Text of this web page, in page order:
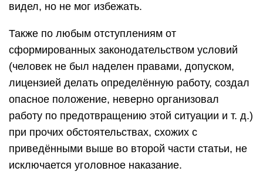
видел, но не мог избежать.
Также по любым отступлениям от
сформированных законодательством условий
(человек не был наделен правами, допуском,
лицензией делать определённую работу, создал
опасное положение, неверно организовал
работу по предотвращению этой ситуации и т. д.)
при прочих обстоятельствах, схожих с
приведёнными выше во второй части статьи, не
исключается уголовное наказание.